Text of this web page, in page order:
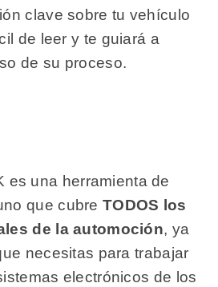
clave sobre tu vehículo
de leer y te guiará a
de su proceso.
es una herramienta de
que cubreTODOS los
de la automoción, ya
necesitas para trabajar
electrónicos de los